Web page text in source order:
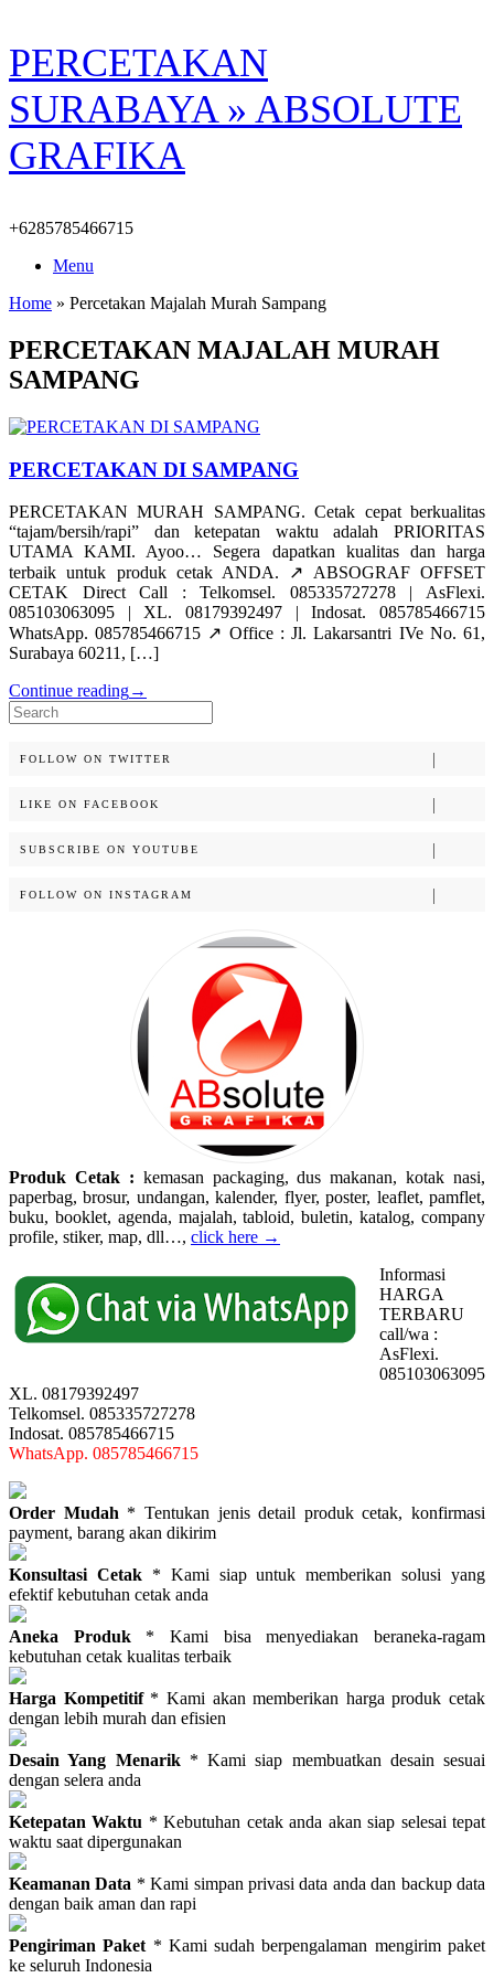
Skip
to
content
PERCETAKAN
SURABAYA » ABSOLUTE
GRAFIKA
+6285785466715
Menu
Home » Percetakan Majalah Murah Sampang
PERCETAKAN MAJALAH MURAH
SAMPANG
PERCETAKAN DI SAMPANG
PERCETAKAN MURAH SAMPANG. Cetak cepat berkualitas
“tajam/bersih/rapi” dan ketepatan waktu adalah PRIORITAS
UTAMA KAMI. Ayoo… Segera dapatkan kualitas dan harga
terbaik untuk produk cetak ANDA. ↗️ ABSOGRAF OFFSET
CETAK Direct Call : Telkomsel. 085335727278 | AsFlexi.
085103063095 | XL. 08179392497 | Indosat. 085785466715
WhatsApp. 085785466715 ↗️ Office : Jl. Lakarsantri IVe No. 61,
Surabaya 60211, […]
Continue reading→
Search
for:
FOLLOW ON TWITTER
LIKE ON FACEBOOK
SUBSCRIBE ON YOUTUBE
FOLLOW ON INSTAGRAM
Produk Cetak : kemasan packaging, dus makanan, kotak nasi,
paperbag, brosur, undangan, kalender, flyer, poster, leaflet, pamflet,
buku, booklet, agenda, majalah, tabloid, buletin, katalog, company
profile, stiker, map, dll…, click here →
Informasi
HARGA
TERBARU
call/wa :
AsFlexi.
085103063095
XL. 08179392497
Telkomsel. 085335727278
Indosat. 085785466715
WhatsApp. 085785466715
Order Mudah * Tentukan jenis detail produk cetak, konfirmasi
payment, barang akan dikirim
Konsultasi Cetak* Kami siap untuk memberikan solusi yang
efektif kebutuhan cetak anda
Aneka Produk * Kami bisa menyediakan beraneka-ragam
kebutuhan cetak kualitas terbaik
Harga Kompetitif* Kami akan memberikan harga produk cetak
dengan lebih murah dan efisien
Desain Yang Menarik* Kami siap membuatkan desain sesuai
dengan selera anda
Ketepatan Waktu * Kebutuhan cetak anda akan siap selesai tepat
waktu saat dipergunakan
Keamanan Data * Kami simpan privasi data anda dan backup data
dengan baik aman dan rapi
Pengiriman Paket * Kami sudah berpengalaman mengirim paket
ke seluruh Indonesia